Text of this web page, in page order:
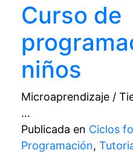
Curso de
niños
Microaprendizaje /
…
Publicada en Ciclos
Programación,